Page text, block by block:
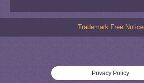
Trademark Free Notice
Privacy Policy